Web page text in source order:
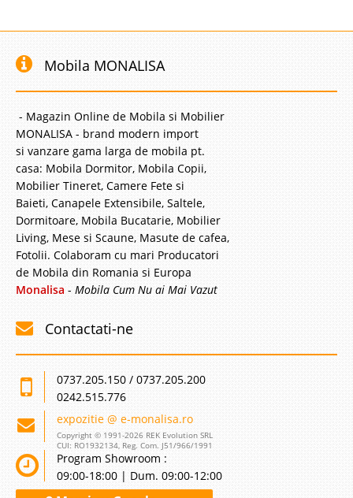
Mobila MONALISA
- Magazin Online de Mobila si Mobilier
MONALISA - brand modern import
si vanzare gama larga de mobila pt.
casa: Mobila Dormitor, Mobila Copii,
Mobilier Tineret, Camere Fete si
Baieti, Canapele Extensibile, Saltele,
Dormitoare, Mobila Bucatarie, Mobilier
Living, Mese si Scaune, Masute de cafea,
Fotolii. Colaboram cu mari Producatori
de Mobila din Romania si Europa
Monalisa - Mobila Cum Nu ai Mai Vazut
Contactati-ne
0737.205.150 / 0737.205.200
0242.515.776
expozitie @ e-monalisa.ro
Copyright © 1991-2026 REK Evolution SRL
CUI: RO1932134, Reg. Com. J51/966/1991
Program Showroom :
09:00-18:00 | Dum. 09:00-12:00